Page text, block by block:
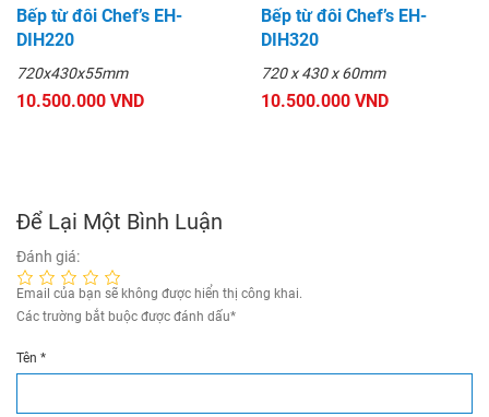
Bếp từ đôi Chef’s EH-
DIH220
720x430x55mm
10.500.000 VND
Bếp từ đôi Chef’s EH-
DIH320
720 x 430 x 60mm
10.500.000 VND
Để Lại Một Bình Luận
Đánh giá:
Email của bạn sẽ không được hiển thị công khai.
Các trường bắt buộc được đánh dấu*
Tên *